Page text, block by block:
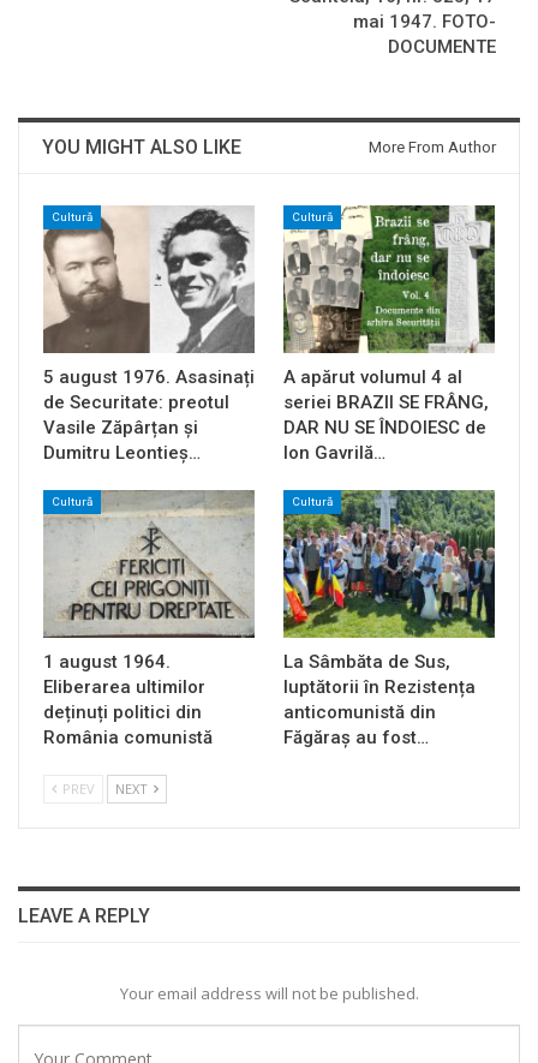
mai 1947. FOTO-
DOCUMENTE
YOU MIGHT ALSO LIKE More From Author
Cultură
5 august 1976. Asasinați
de Securitate: preotul
Vasile Zăpârțan și
Dumitru Leontieș…
Cultură
A apărut volumul 4 al
seriei BRAZII SE FRÂNG,
DAR NU SE ÎNDOIESC de
Ion Gavrilă…
Cultură
1 august 1964.
Eliberarea ultimilor
deținuți politici din
România comunistă
Cultură
La Sâmbăta de Sus,
luptătorii în Rezistența
anticomunistă din
Făgăraș au fost…
PREV NEXT
LEAVE A REPLY
Your email address will not be published.